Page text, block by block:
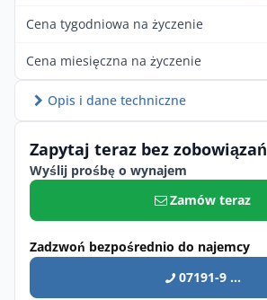
Cena tygodniowa na życzenie
Cena miesięczna na życzenie
Opis i dane techniczne
Zapytaj teraz bez zobowiązań
Wyślij prośbę o wynajem
Zamów teraz
Zadzwoń bezpośrednio do najemcy
07191-9 ...